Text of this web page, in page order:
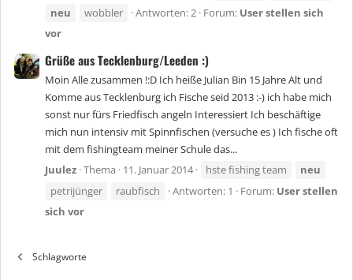
neu
wobbler Antworten: 2 Forum: User stellen sich
vor
Grüße aus Tecklenburg/Leeden :)
Moin Alle zusammen !:D Ich heiße Julian Bin 15 Jahre Alt und
Komme aus Tecklenburg ich Fische seid 2013 :-) ich habe mich
sonst nur fürs Friedfisch angeln Interessiert Ich beschäftige
mich nun intensiv mit Spinnfischen (versuche es ) Ich fische oft
mit dem fishingteam meiner Schule das...
Juulez Thema 11. Januar 2014 hste fishing team
neu
petrijünger
raubfisch Antworten: 1 Forum: User stellen
sich vor
Schlagworte